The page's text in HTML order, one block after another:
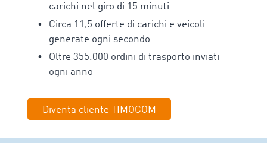
carichi nel giro di 15 minuti
Circa 11,5 offerte di carichi e veicoli
generate ogni secondo
Oltre 355.000 ordini di trasporto inviati
ogni anno
Diventa cliente TIMOCOM